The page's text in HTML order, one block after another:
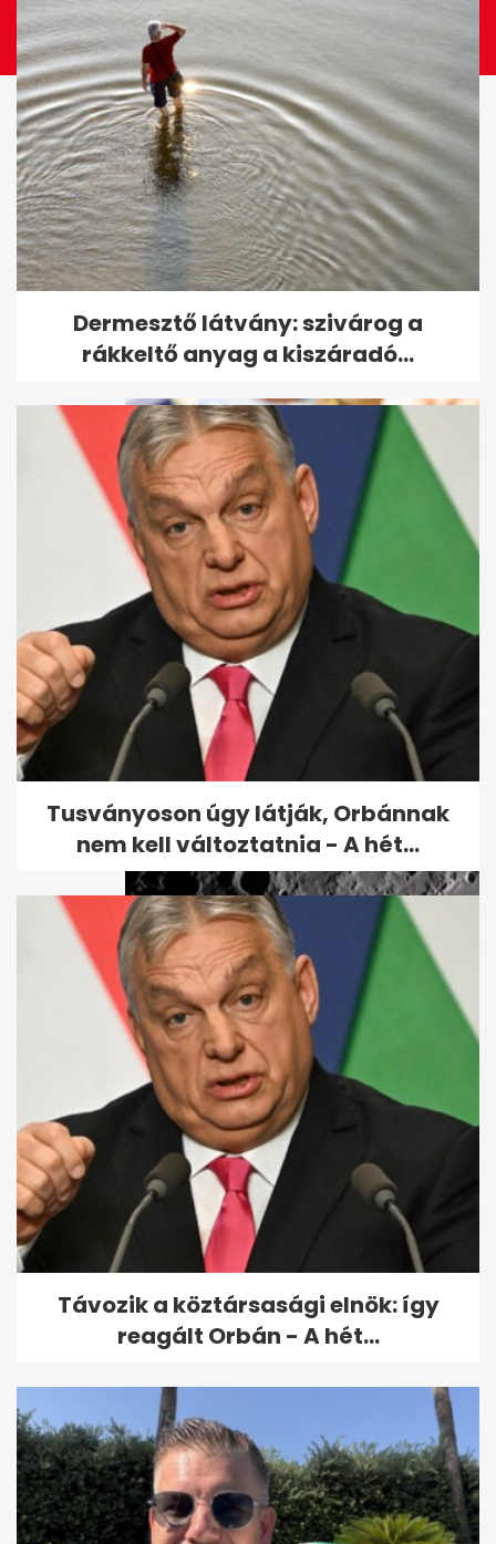
Endrei Judit elárulta, mi segíti
át a nehéz napokon is
Megvan a kormány terve:
6000 milliárd forint uniós pénz
sorsa
Kínai kutatók új térképen
mutatják meg a Hold
geológiai...
Dermesztő látvány: szivárog a
rákkeltő anyag a kiszáradó...
Tusványoson úgy látják, Orbánnak
nem kell változtatnia - A hét...
Távozik a köztársasági elnök: így
reagált Orbán - A hét...